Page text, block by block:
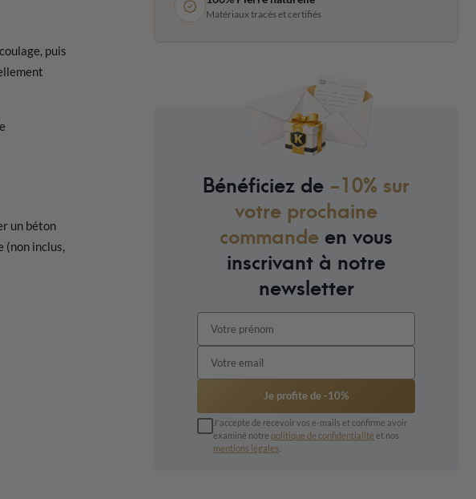
puis
un béton
inclus,
Matériaux tracés et certifiés
Bénéficiez de -10% sur
votre prochaine
commande en vous
inscrivant à notre
newsletter
Je profite de -10%
J'accepte de recevoir vos e-mails et confirme avoir
examiné notre politique de confidentialité et nos
mentions légales